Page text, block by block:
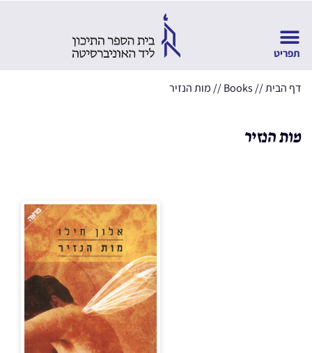
דף הבית//
Books
// מות הנזיר
מות הנזיר